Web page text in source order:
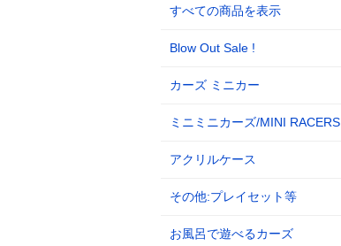
すべての商品を表示
Blow Out Sale !
カーズ ミニカー
ミニミニカーズ/MINI RACERS
アクリルケース
その他:プレイセット等
お風呂で遊べるカーズ